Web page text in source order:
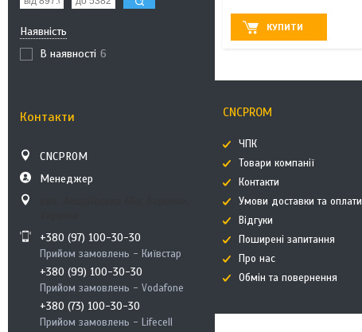
Наявність
В наявності 6
Контакти
CNCPROM
Менеджер
+380 (97) 100-30-30
Прийом замовлень - Київстар
+380 (99) 100-30-30
Прийом замовлень - Vodafone
+380 (73) 100-30-30
Прийом замовлень - Lifecell
КУПИТИ
CNCPROM
ЧПК
Товари компанії
Контакти
Умови доставки та оплати
Відгуки
Поширені запитання
Про нас
Обмін та повернення